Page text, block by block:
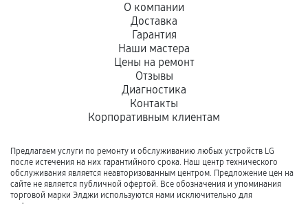
О компании
Доставка
Гарантия
Наши мастера
Цены на ремонт
Отзывы
Диагностика
Контакты
Корпоративным клиентам
Предлагаем услуги по ремонту и обслуживанию любых устройств LG
после истечения на них гарантийного срока. Наш центр технического
обслуживания является неавторизованным центром. Предложение цен на
сайте не является публичной офертой. Все обозначения и упоминания
торговой марки Элджи используются нами исключительно для